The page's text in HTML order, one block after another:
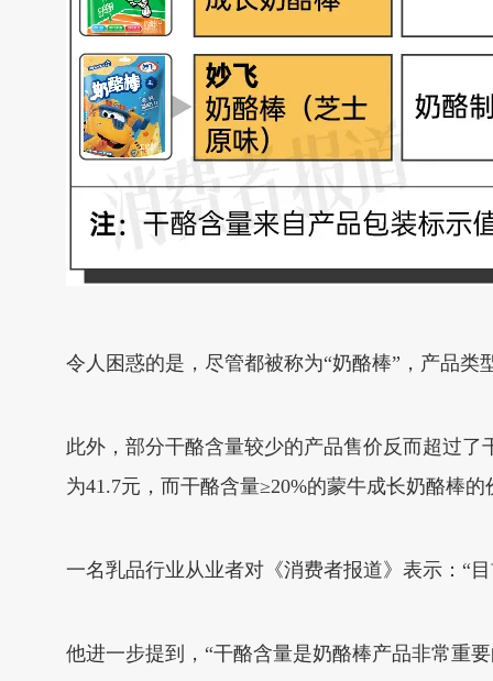
令人困惑的是，尽管都被称为“奶酪棒”，产品
此外，部分干酪含量较少的产品售价反而超过
为41.7元，而干酪含量≥20%的蒙牛成长奶酪棒
一名乳品行业从业者对《消费者报道》表示：“
他进一步提到，“干酪含量是奶酪棒产品非常重